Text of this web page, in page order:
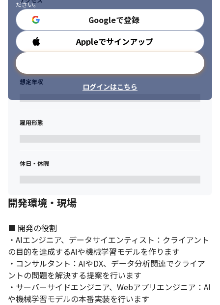
開発力、企画力、スピード力があるメンバーと協働します。
・とにかくプログラミング、データ解析が好きな方
・博士号をお持ちの方
・博士課程で研究中の方
・企業の研究所で研究の方
ださい。
Googleで登録
Appleでサインアップ
ログインはこちら
勤務時間
想定年収
雇用形態
休日・休暇
開発環境・現場
■ 開発の役割
・AIエンジニア、データサイエンティスト：クライアント
の目的を達成するAIや機械学習モデルを作ります
・コンサルタント：AIやDX、データ分析関連でクライア
ントの問題を解決する提案を行います
・サーバーサイドエンジニア、Webアプリエンジニア：AI
や機械学習モデルの本番実装を行います